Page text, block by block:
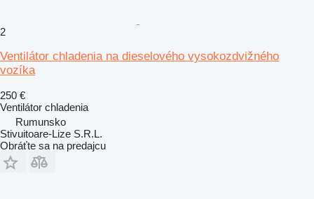
2
Ventilátor chladenia na dieselového vysokozdvižného
vozíka
250 €
Ventilátor chladenia
Rumunsko
Stivuitoare-Lize S.R.L.
Obráťte sa na predajcu